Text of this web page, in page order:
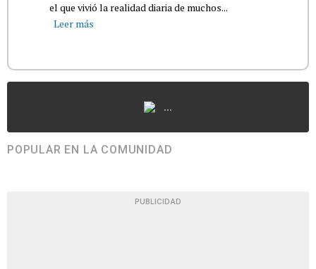
el que vivió la realidad diaria de muchos...
Leer más
...
POPULAR EN LA COMUNIDAD
PUBLICIDAD